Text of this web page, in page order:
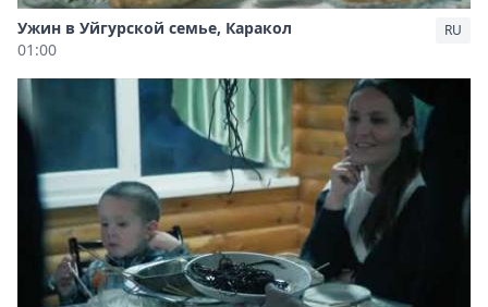
Ужин в Уйгурской семье, Каракол
01:00
RU